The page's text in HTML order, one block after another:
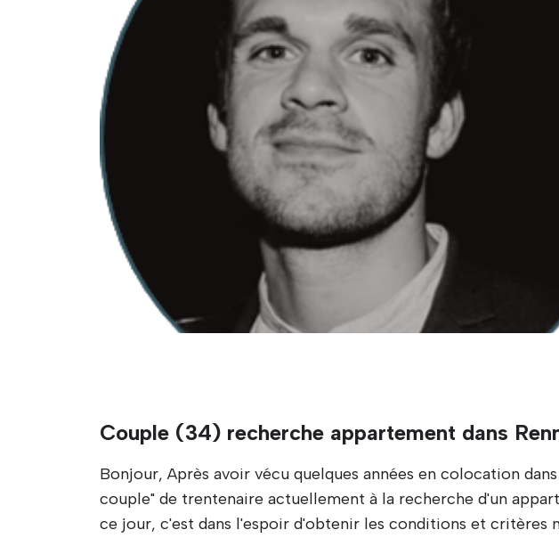
Couple (34) recherche appartement dans
Bonjour, Après avoir vécu quelques années en colocation
couple" de trentenaire actuellement à la recherche d'un
ce jour, c'est dans l'espoir d'obtenir les conditions et critères